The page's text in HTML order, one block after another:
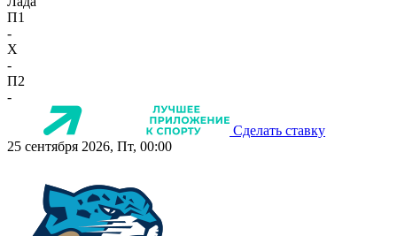
П1
-
X
-
П2
-
Сделать ставку
25 сентября 2026, Пт, 00:00